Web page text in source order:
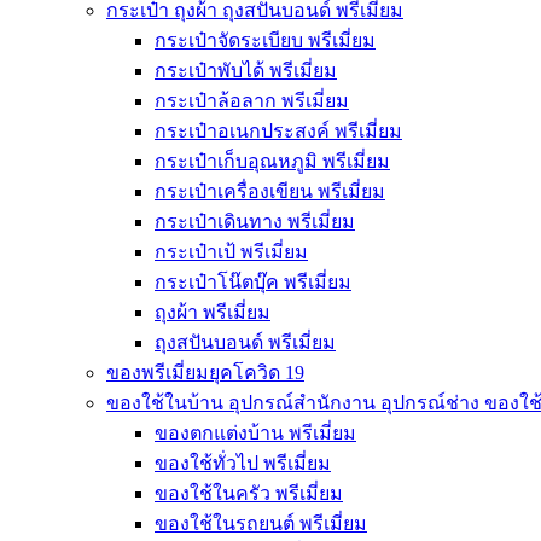
กระเป๋า ถุงผ้า ถุงสปันบอนด์ พรีเมี่ยม
กระเป๋าจัดระเบียบ พรีเมี่ยม
กระเป๋าพับได้ พรีเมี่ยม
กระเป๋าล้อลาก พรีเมี่ยม
กระเป๋าอเนกประสงค์ พรีเมี่ยม
กระเป๋าเก็บอุณหภูมิ พรีเมี่ยม
กระเป๋าเครื่องเขียน พรีเมี่ยม
กระเป๋าเดินทาง พรีเมี่ยม
กระเป๋าเป้ พรีเมี่ยม
กระเป๋าโน๊ตบุ๊ค พรีเมี่ยม
ถุงผ้า พรีเมี่ยม
ถุงสปันบอนด์ พรีเมี่ยม
ของพรีเมี่ยมยุคโควิด 19
ของใช้ในบ้าน อุปกรณ์สำนักงาน อุปกรณ์ช่าง ของใ
ของตกแต่งบ้าน พรีเมี่ยม
ของใช้ทั่วไป พรีเมี่ยม
ของใช้ในครัว พรีเมี่ยม
ของใช้ในรถยนต์ พรีเมี่ยม